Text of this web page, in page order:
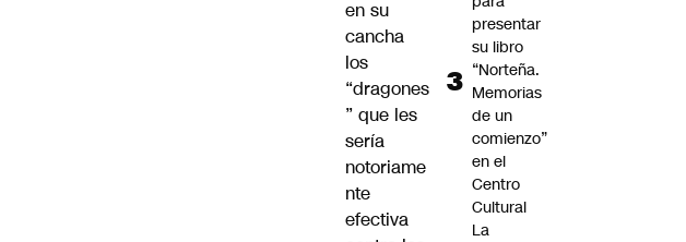
en su
cancha
los
“dragones
” que les
sería
notoriame
nte
efectiva
presentar
su libro
“Norteña.
Memorias
de un
comienzo”
en el
Centro
Cultural
La